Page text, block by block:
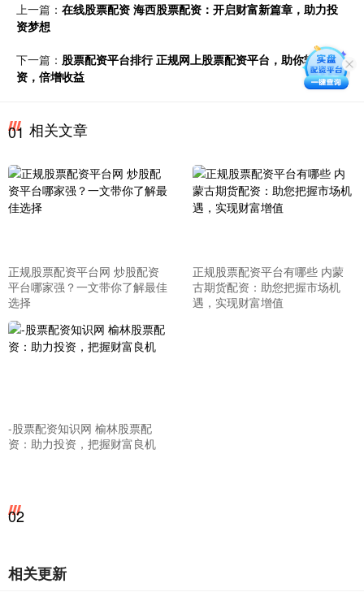
上一篇： 在线股票配资 海西股票配资：开启财富新篇章，助力投
资梦想
下一篇： 股票配资平台排行 正规网上股票配资平台，助你轻松投
资，倍增收益
01 相关文章
正规股票配资平台网 炒股配资
平台哪家强？一文带你了解最佳
选择
正规股票配资平台有哪些 内蒙
古期货配资：助您把握市场机
遇，实现财富增值
-股票配资知识网 榆林股票配
资：助力投资，把握财富良机
02
相关更新